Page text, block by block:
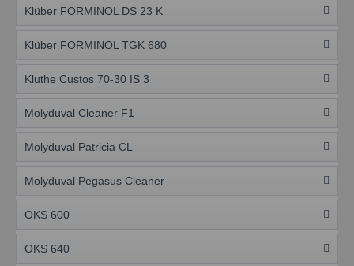
Klüber FORMINOL DS 23 K
Klüber FORMINOL TGK 680
Kluthe Custos 70-30 IS 3
Molyduval Cleaner F1
Molyduval Patricia CL
Molyduval Pegasus Cleaner
OKS 600
OKS 640